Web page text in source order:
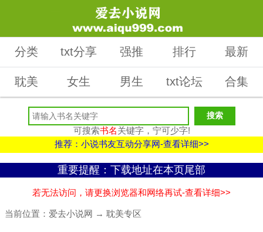
分类 txt分享 强推 排行 最新
耽美 女生 男生 txt论坛 合集
可搜索书名关键字，宁可少字!
推荐：小说书友互动分享网-查看详细>>
重要提醒：下载地址在本页尾部
若无法访问，请更换浏览器和网络再试-查看详细>>
当前位置： 爱去小说网 → 耽美专区